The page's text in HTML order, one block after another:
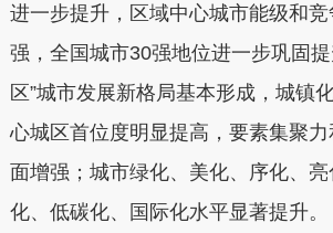
进一步提升，区域中心城市能级和
强，全国城市30强地位进一步巩固
区”城市发展新格局基本形成，城镇
心城区首位度明显提高，要素集聚
面增强；城市绿化、美化、序化、
化、低碳化、国际化水平显著提升。